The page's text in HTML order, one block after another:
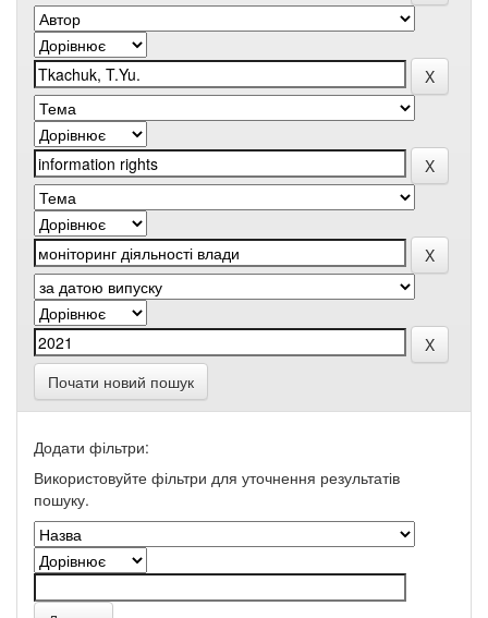
Почати новий пошук
Додати фільтри:
Використовуйте фільтри для уточнення результатів
пошуку.